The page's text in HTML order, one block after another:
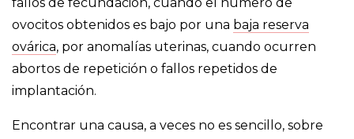
fallos de fecundación, cuando el número de
ovocitos obtenidos es bajo por una baja reserva
ovárica, por anomalías uterinas, cuando ocurren
abortos de repetición o fallos repetidos de
implantación.
Encontrar una causa, a veces no es sencillo, sobre